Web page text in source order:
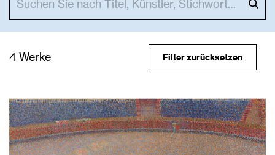
4 Werke Filter zurücksetzen